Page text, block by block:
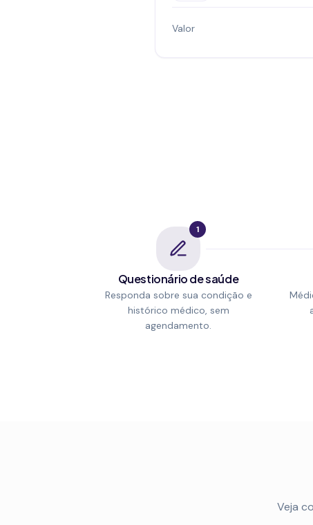
Valor
1
Questionário de saúde
Responda sobre sua condição e
histórico médico, sem
agendamento.
Veja